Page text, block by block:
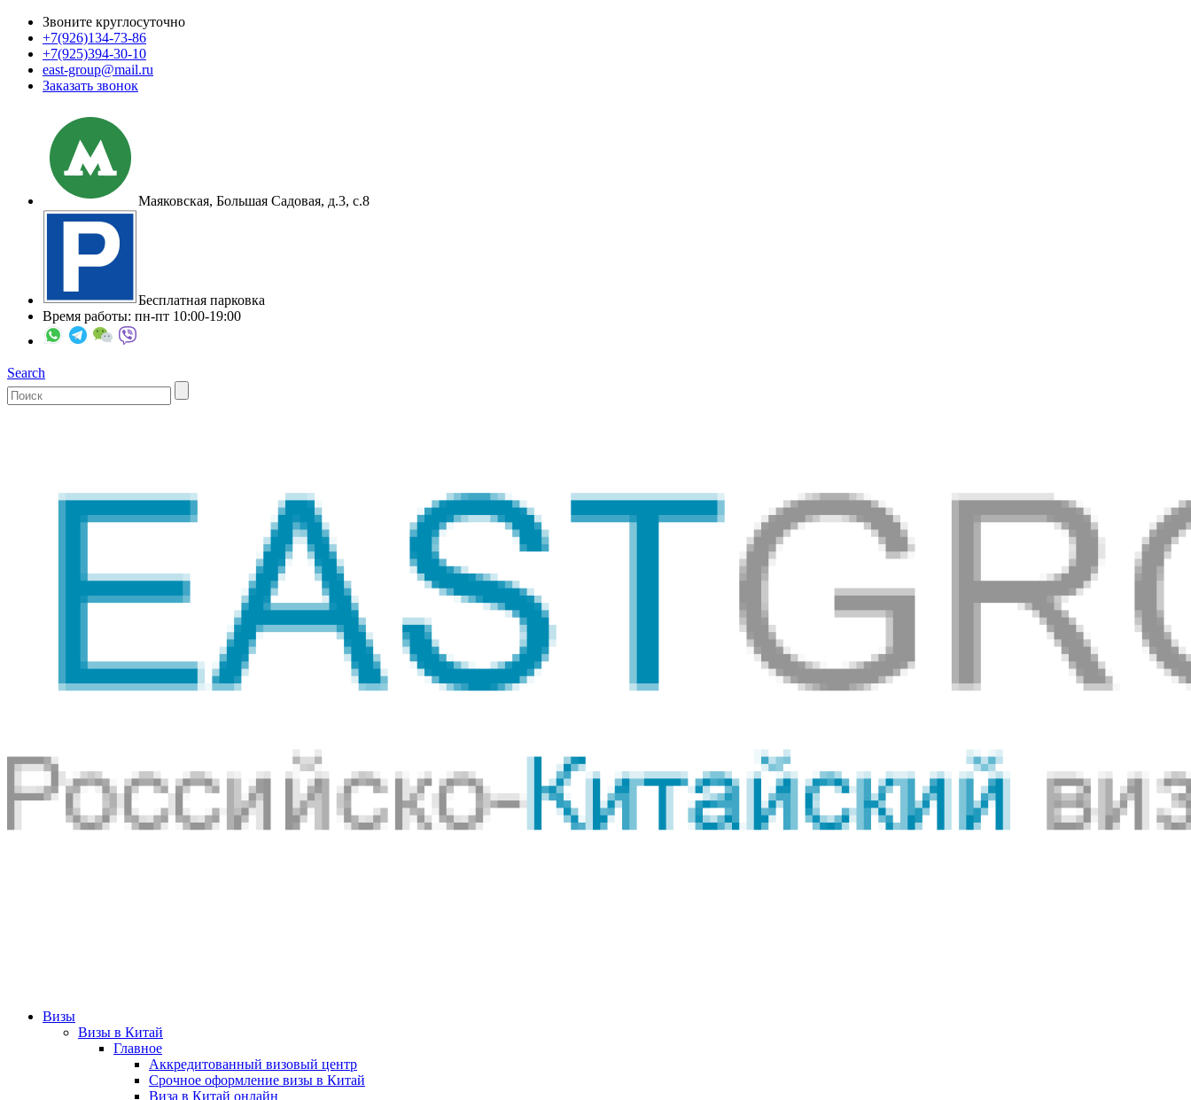
Звоните круглосуточно
+7(926)134-73-86
+7(925)394-30-10
east-group@mail.ru
Заказать звонок
Маяковская, Большая Садовая, д.3, с.8
Бесплатная парковка
Время работы: пн-пт 10:00-19:00
Search
Визы
Визы в Китай
Главное
Аккредитованный визовый центр
Срочное оформление визы в Китай
Виза в Китай онлайн